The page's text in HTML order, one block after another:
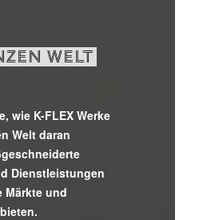
WELT
wie K-FLEX Werke
Welt daran
Dienstleistungen
Märkte und